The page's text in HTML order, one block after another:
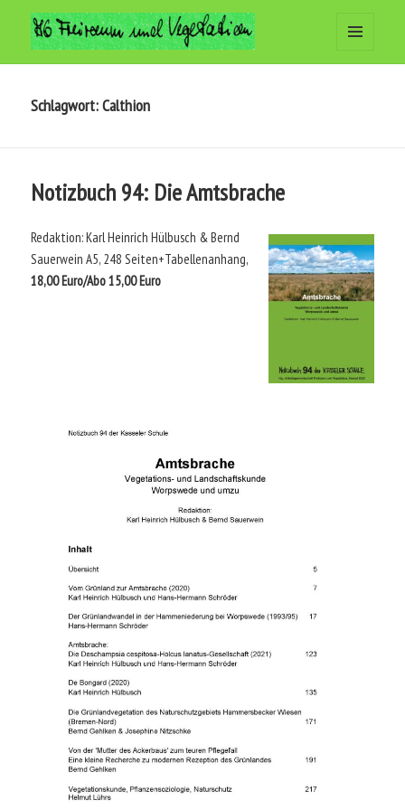
Arbeitsgemeinschaft Freiraum
und Vegetation
Schlagwort:Calthion
Notizbuch 94: Die Amtsbrache
Redaktion: Karl Heinrich Hülbusch & Bernd
Sauerwein A5, 248 Seiten+Tabellenanhang,
18,00 Euro/Abo 15,00 Euro